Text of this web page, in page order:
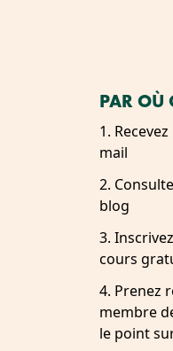
PAR OÙ
1.
mail
2.
blog
3.
cours
4. Prenez
membre
le point